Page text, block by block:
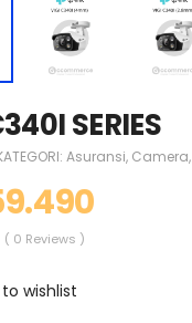
SERIES
Asuransi, Camera,
( 0 Reviews )
wishlist